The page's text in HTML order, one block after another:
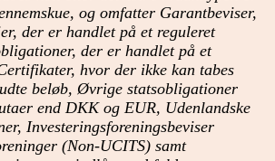
og omfatter Garantbeviser,
der er handlet på et reguleret
der er handlet på et
hvor der ikke kan tabes
beløb, Øvrige statsobligationer
end DKK og EUR, Udenlandske
Investeringsforeningsbeviser
(Non-UCITS) samt